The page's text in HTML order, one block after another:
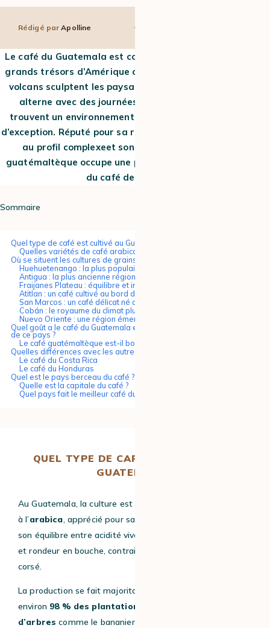
Rédigé parApolline
Le café du Guatemala est considéré comme l’un des plus
grands trésors d’Amérique centrale. Dans ce pays où les
volcans sculptent les paysages et où un climat pluvieux
alterne avec des journées ensoleillées, les caféiers
trouvent un environnement idéal pour offrir des grains
d’exception. Réputé pour sa richesse aromatique, son café
au profil complexeet son équilibre parfait, le café
guatémaltèque occupe une place de choix dans l’univers
du café de spécialité.
Sommaire
Quel type de café est cultivé au Guatemala ?
Quelles variétés de café arabica trouve-t-on au Guatemala ?
Où se situent les cultures de grains de café au Guatemala ?
Huehuetenango : la plus populaire région du café guatémaltèque
Antigua : la plus ancienne région de production de café
Fraijanes Plateau : équilibre et intensité volcanique
Atitlan : un café cultivé au bord du lac
San Marcos : un café délicat né des pluies abondantes
Cobán : le royaume du climat pluvieux
Nuevo Oriente : une région émergente au terroir singulier
Quel goût a le café du Guatemala et quels sont les meilleurs cafés
de ce pays ?
Le café guatémaltèque est-il bon ?
Quelles différences avec les autres cafés d’Amérique centrale ?
Le café du Costa Rica
Le café du Honduras
Quel est le pays berceau du café ?
Quelle est la capitale du café ?
Quel pays fait le meilleur café du monde ?
QUEL TYPE DE CAFÉ EST CULTIVÉ AU
GUATEMALA ?
Au Guatemala, la culture est presque entièrement dédiée
à l’arabica, apprécié pour sa finesse, sa complexité et
son équilibre entre acidité vive, notes fruitées ou florales
et rondeur en bouche, contrairement au robusta plus
corsé.
La production se fait majoritairement sous ombrage :
environ 98 % des plantations sont cultivées à l’abri
d’arbres comme le bananier, le cèdre ou l’avocatier,